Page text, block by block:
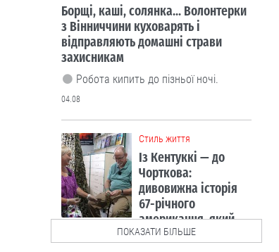
Борщі, каші, солянка... Волонтерки
з Вінниччини куховарять і
відправляють домашні страви
захисникам
Робота кипить до пізньої ночі.
04.08
Cтиль життя
Із Кентуккі — до
Чорткова:
дивовижна історія
67-річного
американця, який
допомагає ЗСУПОКАЗАТИ БІЛЬШЕ